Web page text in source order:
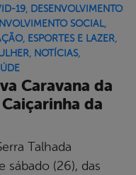
19, DESENVOLVIMENTO
SOCIAL,
, ESPORTES E LAZER,
, NOTÍCIAS,
Caravana da
da
Talhada
sábado (26), das